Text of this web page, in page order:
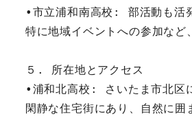
•市立浦和南高校: 部活動も活
特に地域イベントへの参加など
５. 所在地とアクセス
•浦和北高校: さいたま市北区
閑静な住宅街にあり、自然に囲